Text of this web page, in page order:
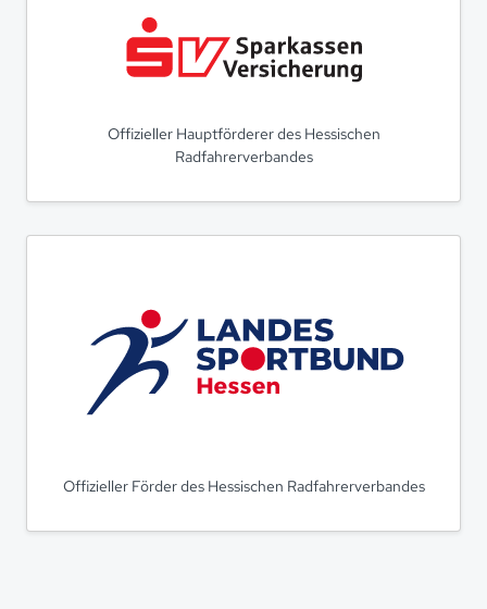
Offizieller Hauptförderer des Hessischen
Radfahrerverbandes
Offizieller Förder des Hessischen Radfahrerverbandes